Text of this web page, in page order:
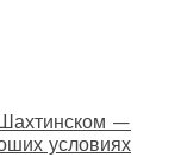
—
условиях